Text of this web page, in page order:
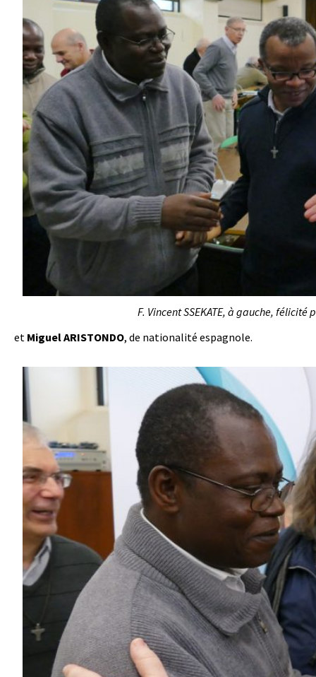
F. Vincent SSEKATE, à gauche, félicité
et Miguel ARISTONDO, de nationalité espagnole.